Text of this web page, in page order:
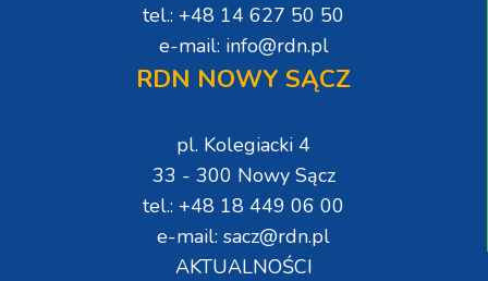
tel.: +48 14 627 50 50
e-mail: info@rdn.pl
RDN NOWY SĄCZ
pl. Kolegiacki 4
33 - 300 Nowy Sącz
tel.: +48 18 449 06 00
e-mail: sacz@rdn.pl
AKTUALNOŚCI